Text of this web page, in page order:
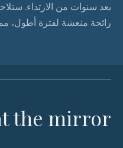
بعد سنوات من الارتداء.
رائحة منعشة لفترة أطول، مما
the mirror.